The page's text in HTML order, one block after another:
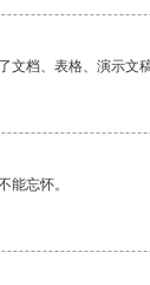
文档、表格、演示文
能忘怀。